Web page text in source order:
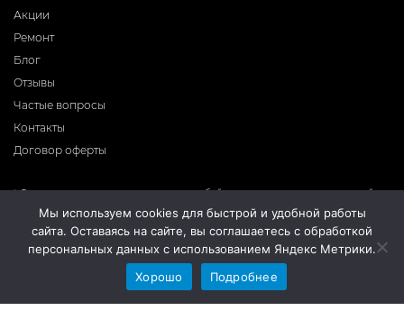
Акции
Ремонт
Блог
Отзывы
Частые вопросы
Контакты
Договор оферты
* Фирма-производитель оставляет за собой право на внесение изменений в
программное обеспечение, дизайн и комплектацию приборов без
предварительного уведомления. Во избежание недоразумений при покупке
приборов уточняйте информацию о комплектации, наличию и цене у
продавцов. Вся информация на сайте носит справочный характер и не
является публичной офертой.
Мы используем cookies для быстрой и удобной работы
сайта. Оставаясь на сайте, вы соглашаетесь с обработкой
персональных данных с использованием Яндекс Метрики.
Хорошо
Подробнее